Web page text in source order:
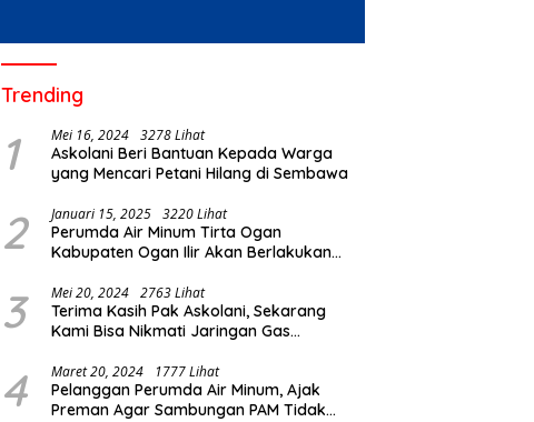
Trending
1 Mei 16, 2024 3278 Lihat
Askolani Beri Bantuan Kepada Warga
yang Mencari Petani Hilang di Sembawa
2 Januari 15, 2025 3220 Lihat
Perumda Air Minum Tirta Ogan
Kabupaten Ogan Ilir Akan Berlakukan
3 Mei 20, 2024 2763 Lihat
Terima Kasih Pak Askolani, Sekarang
Kami Bisa Nikmati Jaringan Gas
4 Maret 20, 2024 1777 Lihat
Pelanggan Perumda Air Minum, Ajak
Preman Agar Sambungan PAM Tidak